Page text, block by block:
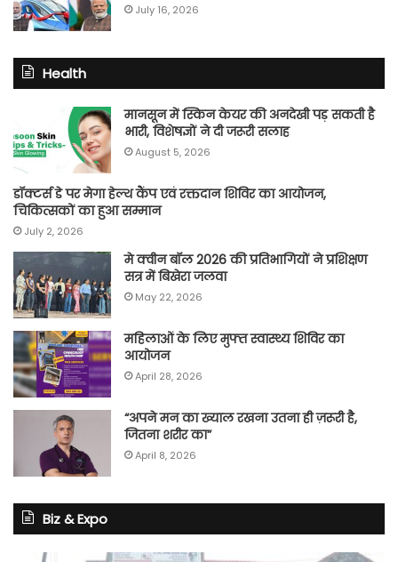
July 16, 2026
Health
मानसून में स्किन केयर की अनदेखी पड़ सकती है
भारी, विशेषज्ञों ने दी जरूरी सलाह
August 5, 2026
डॉक्टर्स डे पर मेगा हेल्थ कैंप एवं रक्तदान शिविर का आयोजन,
चिकित्सकों का हुआ सम्मान
July 2, 2026
मे क्वीन बॉल 2026 की प्रतिभागियों ने प्रशिक्षण
सत्र में बिखेरा जलवा
May 22, 2026
महिलाओं के लिए मुफ्त स्वास्थ्य शिविर का
आयोजन
April 28, 2026
“अपने मन का ख्याल रखना उतना ही ज़रूरी है,
जितना शरीर का”
April 8, 2026
Biz & Expo